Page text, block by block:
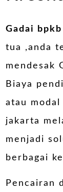
Gadai
tua ,anda
mendesak
Biaya
atau modal
jakarta
menjadi
berbagai
Pencairan